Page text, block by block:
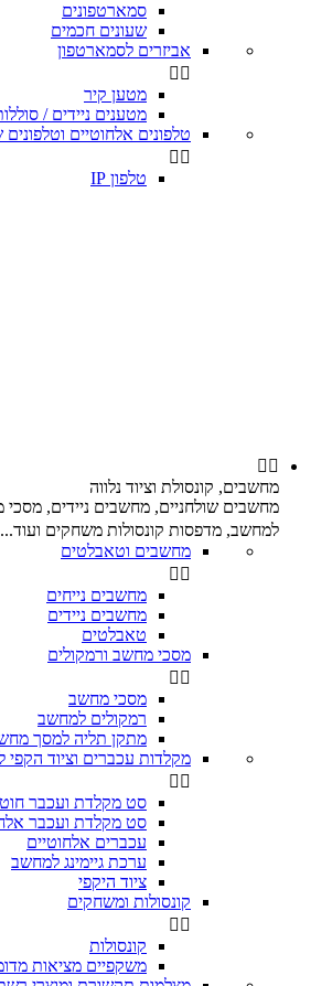
סמארטפונים
שעונים חכמים
אביזרים לסמארטפון
 
מטען קיר
מטענים ניידים /
טלפונים אלחוטיים וטלפונים
 
טלפון IP
 
מחשבים, קונסולת וציוד נלווה
מחשבים שולחניים, מחשבים ניידים,
למחשב, מדפסות קונסולות משחקים ועוד...
מחשבים וטאבלטים
 
מחשבים נייחים
מחשבים ניידים
טאבלטים
מסכי מחשב ורמקולים
 
מסכי מחשב
רמקולים למחשב
מתקן תליה למסך
מקלדות עכברים וציוד
 
סט מקלדת ועכבר
סט מקלדת ועכבר
עכברים אלחוטיים
ערכת גיימינג למחשב
ציוד היקפי
קונסולות ומשחקים
 
קונסולות
משקפיים מציאות